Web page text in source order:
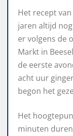
Het recept
jaren altijd
er volgens de
Markt in
de eerste
acht uur
begon het
Het
minuten